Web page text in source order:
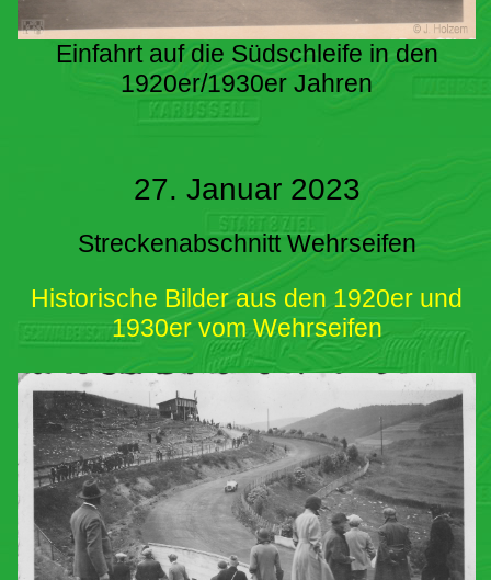
Einfahrt auf die Südschleife in den
1920er/1930er Jahren
27. Januar 2023
Streckenabschnitt Wehrseifen
Historische Bilder aus den 1920er und
1930er vom Wehrseifen